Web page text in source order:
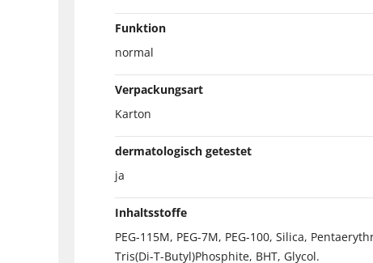
Funktion
normal
Verpackungsart
Karton
dermatologisch getestet
ja
Inhaltsstoffe
PEG-115M, PEG-7M, PEG-100, Silica,
Tris(Di-T-Butyl)Phosphite, BHT, Glycol.